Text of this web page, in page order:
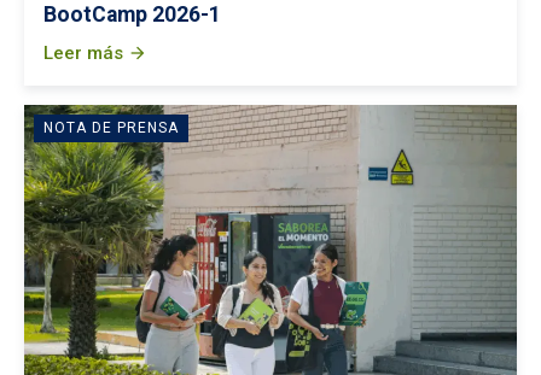
BootCamp 2026-1
Leer más arrow_forward
NOTA DE PRENSA